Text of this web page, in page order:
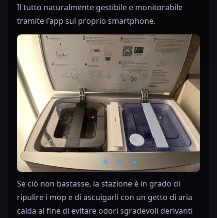
Il tutto naturalmente gestibile e monitorabile
tramite l'app sul proprio smartphone.
Se ciò non bastasse, la stazione è in grado di
ripulire i mop e di ascuigarli con un getto di aria
calda al fine di evitare odori sgradevoli derivanti